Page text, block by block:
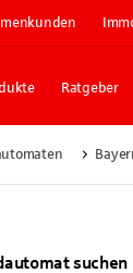
Ratgeber
suchen